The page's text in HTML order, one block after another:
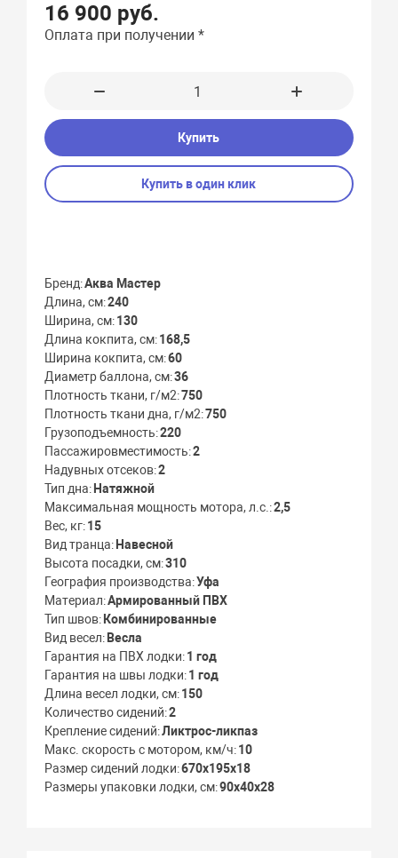
16 900 руб.
Оплата при получении *
Купить
Купить в один клик
Бренд Аква Мастер
Длина, см 240
Ширина, см 130
Длина кокпита, см 168,5
Ширина кокпита, см 60
Диаметр баллона, см 36
Плотность ткани, г/м2 750
Плотность ткани дна, г/м2 750
Грузоподъемность 220
Пассажировместимость 2
Надувных отсеков 2
Тип дна Натяжной
Максимальная мощность мотора, л.с. 2,5
Вес, кг 15
Вид транца Навесной
Высота посадки, см 310
География производства Уфа
Материал Армированный ПВХ
Тип швов Комбинированные
Вид весел Весла
Гарантия на ПВХ лодки 1 год
Гарантия на швы лодки 1 год
Длина весел лодки, см 150
Количество сидений 2
Крепление сидений Ликтрос-ликпаз
Макс. скорость с мотором, км/ч 10
Размер сидений лодки 670х195х18
Размеры упаковки лодки, см 90x40x28